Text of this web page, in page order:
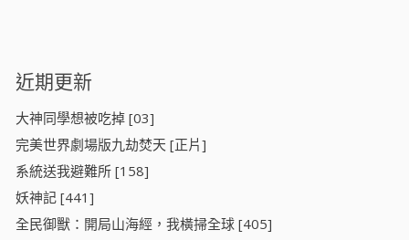
近期更新
大神同學想被吃掉 [03]
​完美世界劇場版九劫焚天​ [正片]
系統送我避難所 [158]
妖神記 [441]
全民御獸：開局山海經，我橫掃全球 [405]